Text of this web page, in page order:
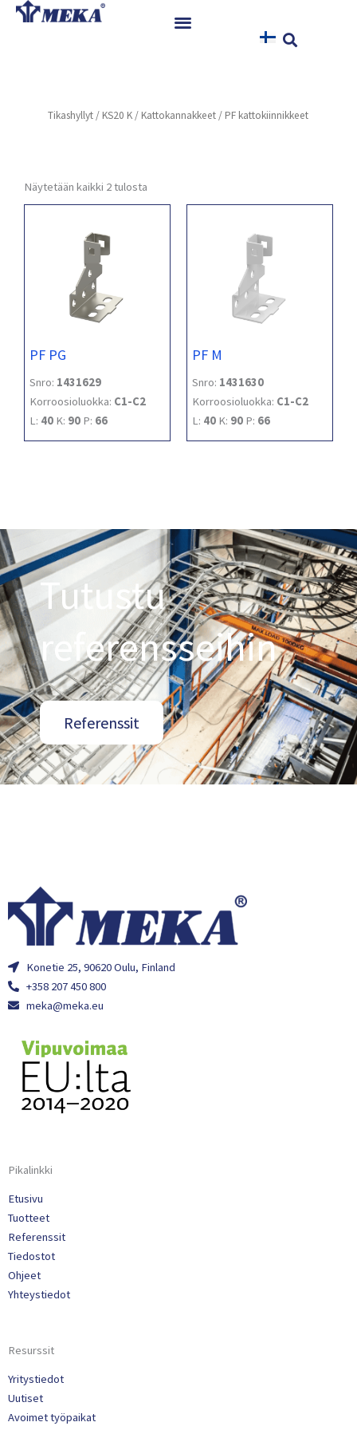
Siirry
Referenssit
Yhteystiedot
Tikashyllyt / KS20 K / Kattokannakkeet / PF kattokiinnikkeet
Näytetään kaikki 2 tulosta
PF PG
Snro: 1431629
Korroosioluokka: C1-C2
L: 40 K: 90 P: 66
PF M
Snro: 1431630
Korroosioluokka: C1-C2
L: 40 K: 90 P: 66
Tutustu
referensseihin
Referenssit
Konetie 25, 90620 Oulu, Finland
+358 207 450 800
meka@meka.eu
Pikalinkki
Etusivu
Tuotteet
Referenssit
Tiedostot
Ohjeet
Yhteystiedot
Resurssit
Yritystiedot
Uutiset
Avoimet työpaikat